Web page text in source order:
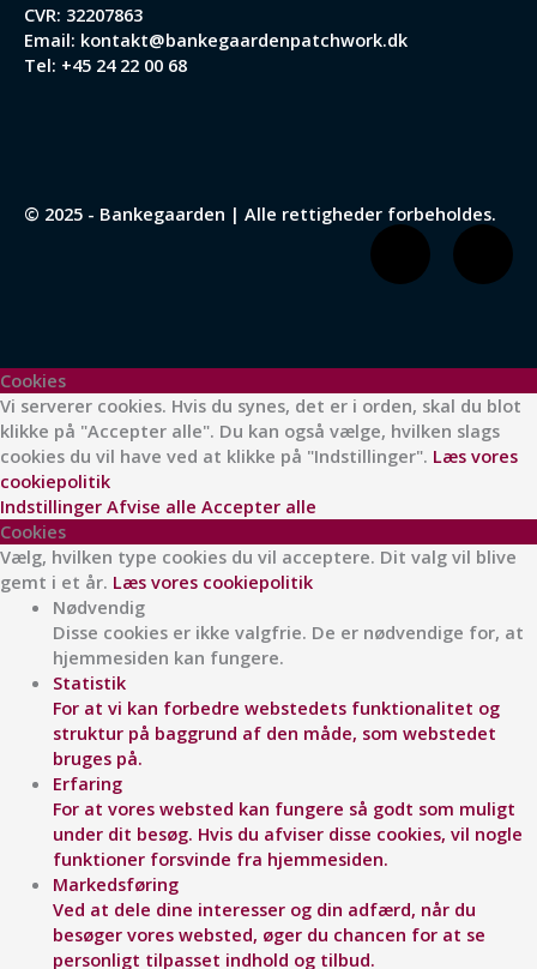
CVR: 32207863
Email: kontakt@bankegaardenpatchwork.dk
Tel: +45 24 22 00 68
© 2025 - Bankegaarden | Alle rettigheder forbeholdes.
F
a
c
e
o
o
I
n
s
t
g
r
Cookies
Vi serverer cookies. Hvis du synes, det er i orden, skal du blot
klikke på "Accepter alle". Du kan også vælge, hvilken slags
cookies du vil have ved at klikke på "Indstillinger". Læs vores
cookiepolitik
Indstillinger Afvise alle Accepter alle
Cookies
Vælg, hvilken type cookies du vil acceptere. Dit valg vil blive
gemt i et år. Læs vores cookiepolitik
Nødvendig
Disse cookies er ikke valgfrie. De er nødvendige for, at
hjemmesiden kan fungere.
Statistik
For at vi kan forbedre webstedets funktionalitet og
struktur på baggrund af den måde, som webstedet
bruges på.
Erfaring
For at vores websted kan fungere så godt som muligt
under dit besøg. Hvis du afviser disse cookies, vil nogle
funktioner forsvinde fra hjemmesiden.
Markedsføring
Ved at dele dine interesser og din adfærd, når du
besøger vores websted, øger du chancen for at se
personligt tilpasset indhold og tilbud.